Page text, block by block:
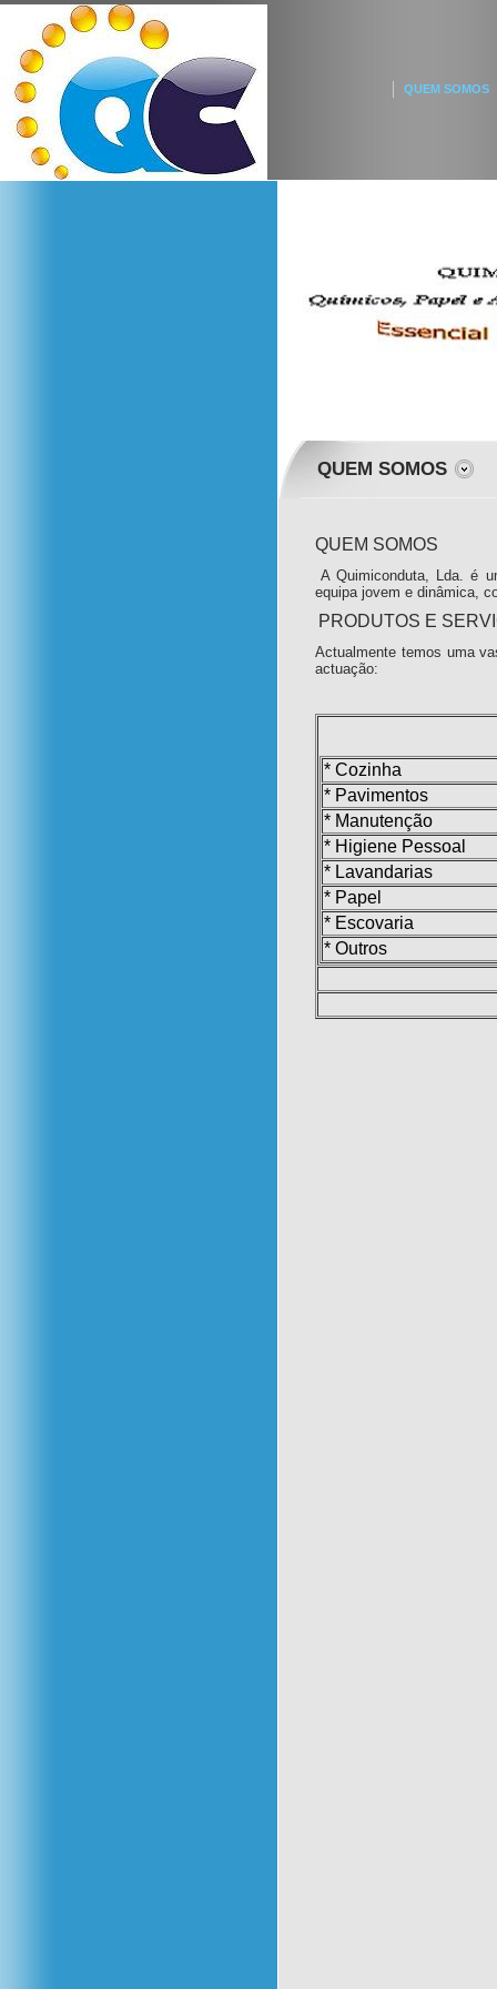
QUEM SOMOS
QUEM SOMOS
QUEM SOMOS
A Quimiconduta, Lda. é
equipa jovem e dinâmica,
PRODUTOS E
Actualmente temos uma
actuação:
* Cozinha
* Pavimentos
* Manutenção
* Higiene Pessoal
* Lavandarias
* Papel
* Escovaria
* Outros